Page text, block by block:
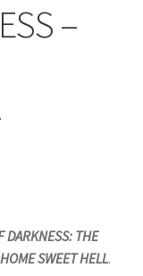
–
DARKNESS: THE
SWEET HELL.